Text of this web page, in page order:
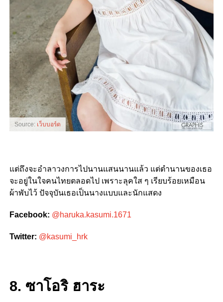
Source: เว็บบอร์ด
แต่ถึงจะอำลาวงการไปนานแสนนานแล้ว แต่ตำนานของเธอ
จะอยู่ในใจคนไทยตลอดไป เพราะลุคใส ๆ เรียบร้อยเหมือน
ผ้าพับไว้ ปัจจุบันเธอเป็นนางแบบและนักแสดง
Facebook: @haruka.kasumi.1671
Twitter: @kasumi_hrk
8. ซาโอริ ฮาระ